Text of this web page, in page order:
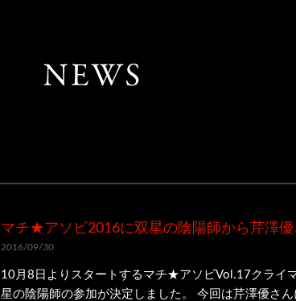
マチ★アソビ2016に双星の陰陽師から芹澤優
2016/09/30
10月8日よりスタートするマチ★アソビVol.17クライ
星の陰陽師の参加が決定しました。 今回は芹澤優さ